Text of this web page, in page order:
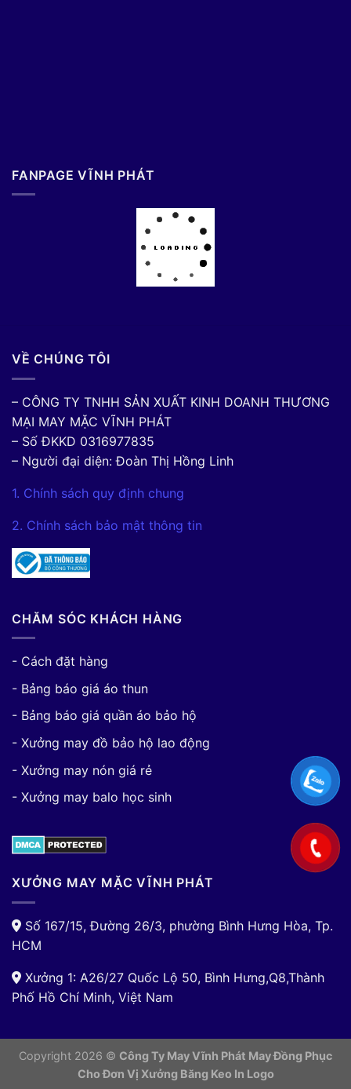
FANPAGE VĨNH PHÁT
VỀ CHÚNG TÔI
– CÔNG TY TNHH SẢN XUẤT KINH DOANH THƯƠNG
MẠI MAY MẶC VĨNH PHÁT
– Số ĐKKD 0316977835
– Người đại diện: Đoàn Thị Hồng Linh
1. Chính sách quy định chung
2. Chính sách bảo mật thông tin
CHĂM SÓC KHÁCH HÀNG
- Cách đặt hàng
- Bảng báo giá áo thun
- Bảng báo giá quần áo bảo hộ
- Xưởng may đồ bảo hộ lao động
- Xưởng may nón giá rẻ
- Xưởng may balo học sinh
XƯỞNG MAY MẶC VĨNH PHÁT
Số 167/15, Đường 26/3, phường Bình Hưng Hòa, Tp.
HCM
Xưởng 1: A26/27 Quốc Lộ 50, Bình Hưng,Q8,Thành
Phố Hồ Chí Minh, Việt Nam
Copyright 2026 © Công Ty May Vĩnh Phát May Đồng Phục
Cho Đơn Vị Xưởng Băng Keo In Logo